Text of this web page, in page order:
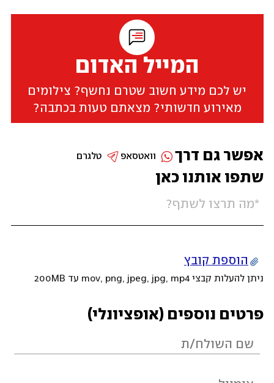
המייל האדום
יש לכם מידע חשוב שטרם נחשף? צילומים
מאירוע חדשותי? מצאתם טעות בכתבה?
שתפו אותנו כאן
הוספת קובץ
ניתן להעלות קבצי mov, png, jpeg, jpg, mp4 עד 200MB
פרטים נוספים (אופציונלי)
אפשר גם דרך טלגרם וואטסאפ